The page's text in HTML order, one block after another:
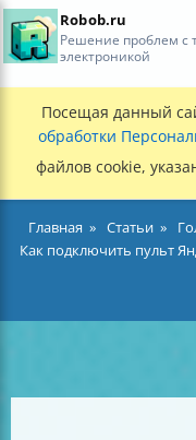
Robob.ru
Решение проблем с
электроникой
Посещая данный
обработки
файлов cookie,
Главная Статьи
Как подключить пульт